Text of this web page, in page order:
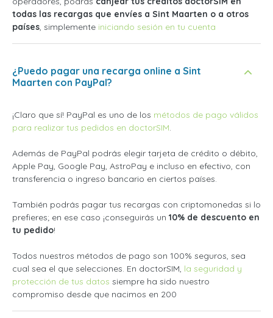
todas las recargas que envíes a Sint Maarten o a otros
países, simplemente iniciando sesión en tu cuenta
¿Puedo pagar una recarga online a Sint
Maarten con PayPal?
¡Claro que sí! PayPal es uno de los métodos de pago válidos
para realizar tus pedidos en doctorSIM.
Además de PayPal podrás elegir tarjeta de crédito o débito,
Apple Pay, Google Pay, AstroPay e incluso en efectivo, con
transferencia o ingreso bancario en ciertos países.
También podrás pagar tus recargas con criptomonedas si lo
prefieres; en ese caso ¡conseguirás un 10% de descuento en
tu pedido!
Todos nuestros métodos de pago son 100% seguros, sea
cual sea el que selecciones. En doctorSIM, la seguridad y
protección de tus datos siempre ha sido nuestro
compromiso desde que nacimos en 200